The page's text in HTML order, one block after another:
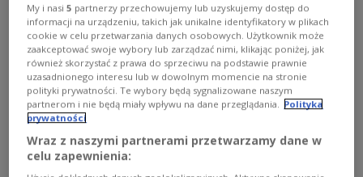
Zestawy paryskie
W dzisiejszej audycji "Pod dachami Paryża" wystąpi 22
My i nasi5 partnerzy przechowujemy lub uzyskujemy dostęp do
informacji na urządzeniu, takich jak unikalne identyfikatory w plikach
cookie w celu przetwarzania danych osobowych. Użytkownik może
zaakceptować swoje wybory lub zarządzać nimi, klikając poniżej, jak
również skorzystać z prawa do sprzeciwu na podstawie prawnie
uzasadnionego interesu lub w dowolnym momencie na stronie
polityki prywatności. Te wybory będą sygnalizowane naszym
partnerom i nie będą miały wpływu na dane przeglądania.
Polityka
prywatności
Wraz z naszymi partnerami przetwarzamy dane w
celu zapewnienia: